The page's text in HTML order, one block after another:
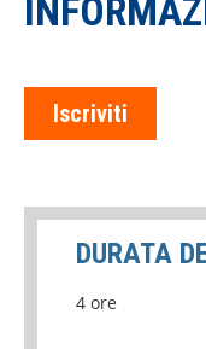
Iscriviti
DURATA
4 ore